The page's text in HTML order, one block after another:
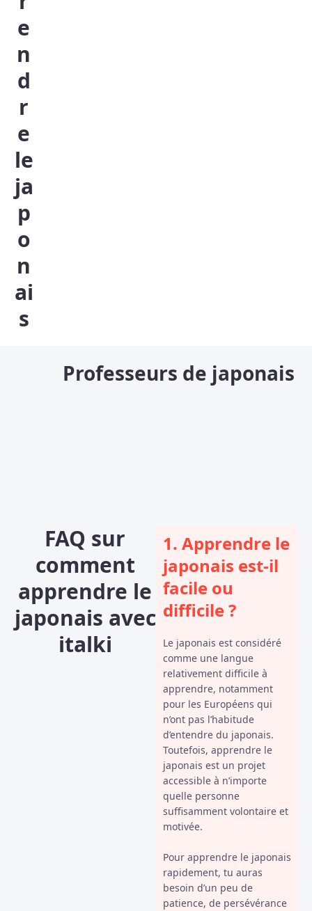
e
n
d
r
e
le
ja
p
o
n
ai
s
Professeurs de japonais
FAQ sur
comment
apprendre le
japonais avec
italki
1. Apprendre le
japonais est-il
facile ou
difficile ?
Le japonais est considéré
comme une langue
relativement difficile à
apprendre, notamment
pour les Européens qui
n’ont pas l’habitude
d’entendre du japonais.
Toutefois, apprendre le
japonais est un projet
accessible à n’importe
quelle personne
suffisamment volontaire et
motivée.
Pour apprendre le japonais
rapidement, tu auras
besoin d’un peu de
patience, de persévérance